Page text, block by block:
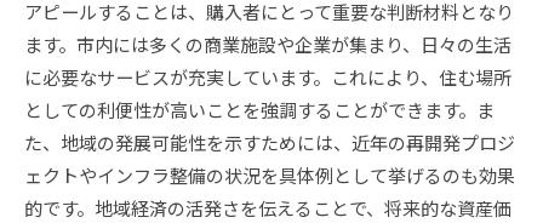
アピールすることは、購入者にとって重要な判断材料となり
ます。市内には多くの商業施設や企業が集まり、日々の生活
に必要なサービスが充実しています。これにより、住む場所
としての利便性が高いことを強調することができます。ま
た、地域の発展可能性を示すためには、近年の再開発プロジ
ェクトやインフラ整備の状況を具体例として挙げるのも効果
的です。地域経済の活発さを伝えることで、将来的な資産価